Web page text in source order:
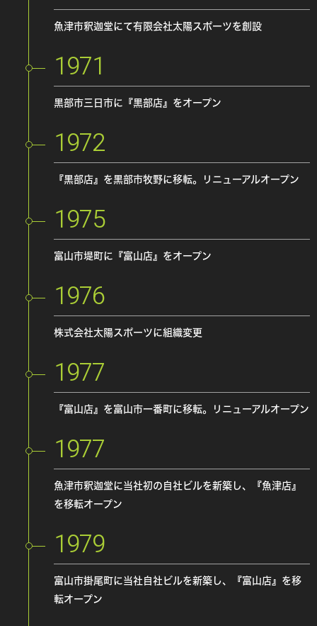
魚津市釈迦堂にて有限会社太陽スポーツを創設
1971
黒部市三日市に『黒部店』をオープン
1972
『黒部店』を黒部市牧野に移転。リニューアルオープン
1975
富山市堤町に『富山店』をオープン
1976
株式会社太陽スポーツに組織変更
1977
『富山店』を富山市一番町に移転。リニューアルオープン
1977
魚津市釈迦堂に当社初の自社ビルを新築し、『魚津店』
を移転オープン
1979
富山市掛尾町に当社自社ビルを新築し、『富山店』を移
転オープン